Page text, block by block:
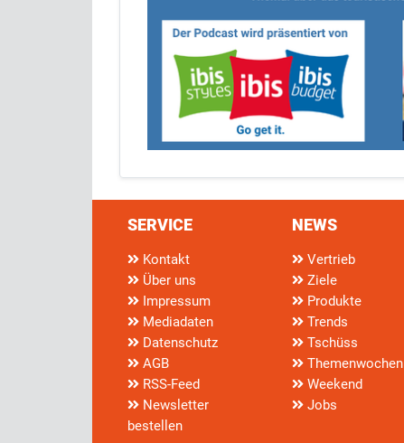
SERVICE
Kontakt
Über uns
Impressum
Mediadaten
Datenschutz
AGB
RSS-Feed
Newsletter
bestellen
NEWS
Vertrieb
Ziele
Produkte
Trends
Tschüss
Themenwochen
Weekend
Jobs